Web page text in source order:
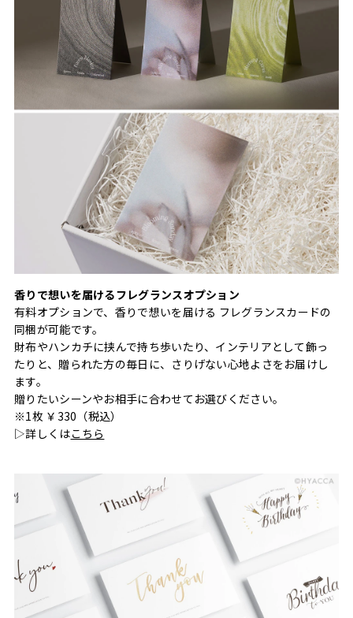
香りで想いを届けるフレグランスオプション
有料オプションで、香りで想いを届ける フレグランスカードの
同梱が可能です。
財布やハンカチに挟んで持ち歩いたり、インテリアとして飾っ
たりと、贈られた方の毎日に、さりげない心地よさをお届けし
ます。
贈りたいシーンやお相手に合わせてお選びください。
※1枚 ￥330（税込）
▷詳しくはこちら